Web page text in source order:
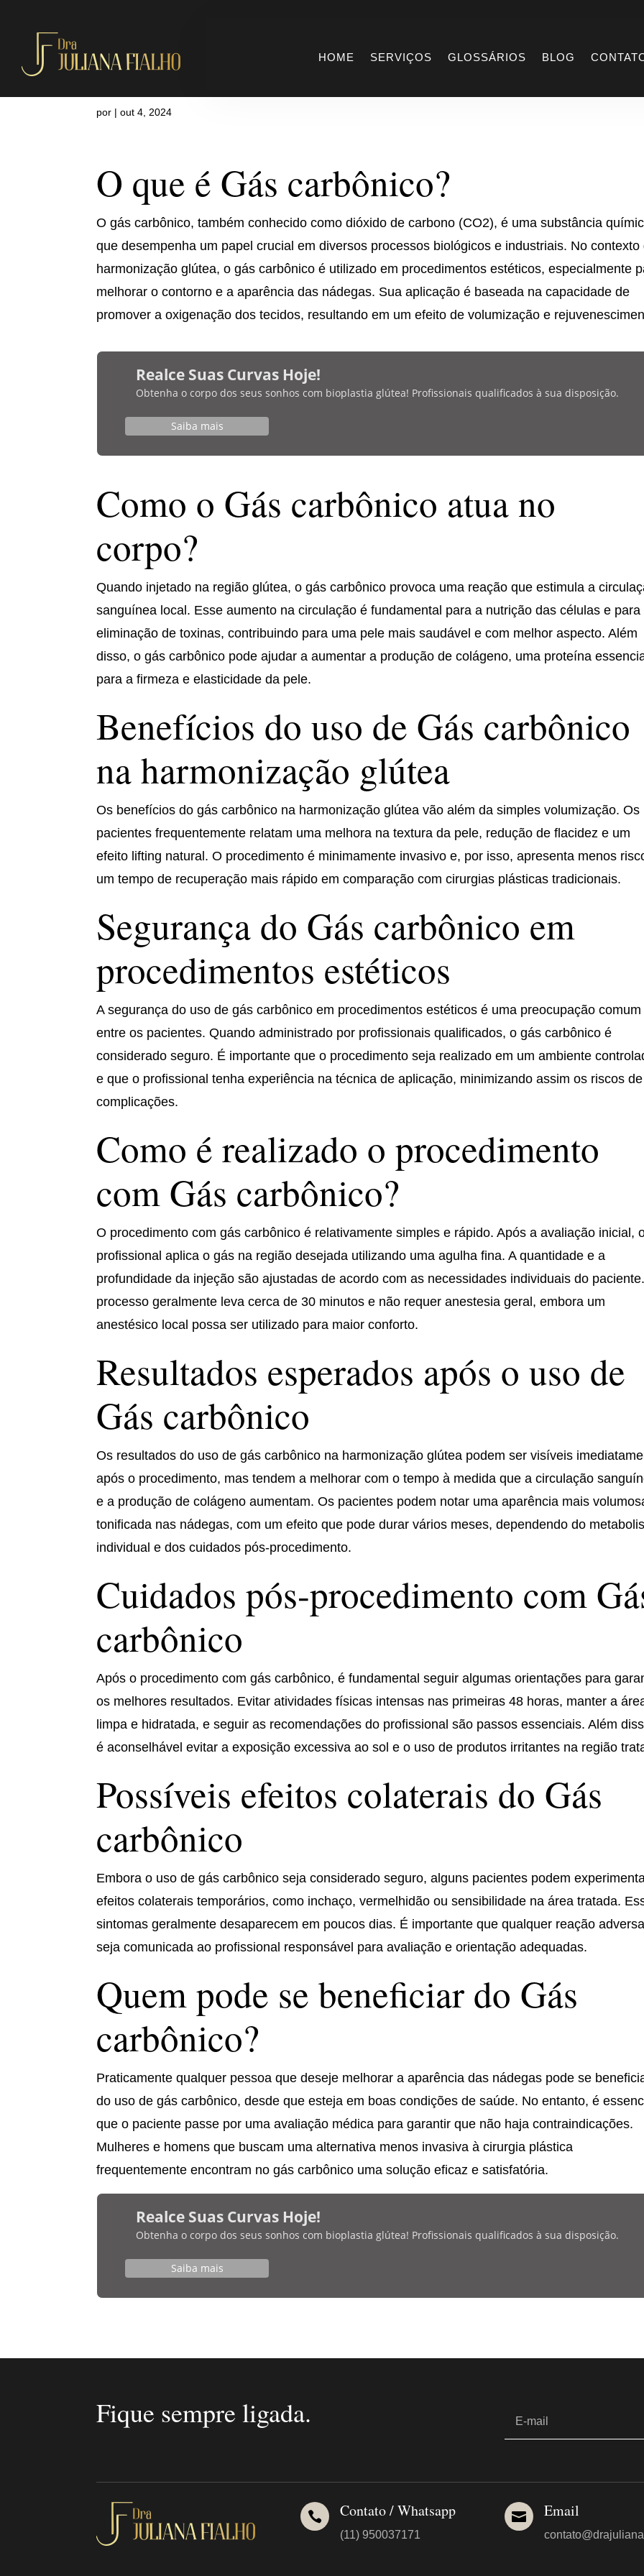
HOME SERVIÇOS GLOSSÁRIOS BLOG
O que é Gás carbônico
por |out 4, 2024
O que é Gás carbônico?
O gás carbônico, também conhecido como dióxido de carbono (CO2), é uma substância
que desempenha um papel crucial em diversos processos biológicos e industriais. No contexto
harmonização glútea, o gás carbônico é utilizado em procedimentos estéticos, especialmente
melhorar o contorno e a aparência das nádegas. Sua aplicação é baseada na capacidade de
promover a oxigenação dos tecidos, resultando em um efeito de volumização e
Realce Suas Curvas Hoje!
Obtenha o corpo dos seus sonhos com bioplastia glútea! Profissionais qualificados à sua disposição.
Saiba mais
Como o Gás carbônico atua no
corpo?
Quando injetado na região glútea, o gás carbônico provoca uma reação que estimula a
sanguínea local. Esse aumento na circulação é fundamental para a nutrição das células e para
eliminação de toxinas, contribuindo para uma pele mais saudável e com melhor aspecto. Além
disso, o gás carbônico pode ajudar a aumentar a produção de colágeno, uma proteína
para a firmeza e elasticidade da pele.
Benefícios do uso de Gás carbônico
na harmonização glútea
Os benefícios do gás carbônico na harmonização glútea vão além da simples volumização. Os
pacientes frequentemente relatam uma melhora na textura da pele, redução de flacidez e um
efeito lifting natural. O procedimento é minimamente invasivo e, por isso, apresenta menos
um tempo de recuperação mais rápido em comparação com cirurgias plásticas tradicionais.
Segurança do Gás carbônico em
procedimentos estéticos
A segurança do uso de gás carbônico em procedimentos estéticos é uma preocupação comum
entre os pacientes. Quando administrado por profissionais qualificados, o gás carbônico é
considerado seguro. É importante que o procedimento seja realizado em um ambiente
e que o profissional tenha experiência na técnica de aplicação, minimizando assim os riscos de
complicações.
Como é realizado o procedimento
com Gás carbônico?
O procedimento com gás carbônico é relativamente simples e rápido. Após a avaliação inicial,
profissional aplica o gás na região desejada utilizando uma agulha fina. A quantidade e a
profundidade da injeção são ajustadas de acordo com as necessidades individuais do
processo geralmente leva cerca de 30 minutos e não requer anestesia geral, embora um
anestésico local possa ser utilizado para maior conforto.
Resultados esperados após o uso de
Gás carbônico
Os resultados do uso de gás carbônico na harmonização glútea podem ser visíveis
após o procedimento, mas tendem a melhorar com o tempo à medida que a circulação
e a produção de colágeno aumentam. Os pacientes podem notar uma aparência mais
tonificada nas nádegas, com um efeito que pode durar vários meses, dependendo do
individual e dos cuidados pós-procedimento.
Cuidados pós-procedimento com
carbônico
Após o procedimento com gás carbônico, é fundamental seguir algumas orientações para
os melhores resultados. Evitar atividades físicas intensas nas primeiras 48 horas, manter a
limpa e hidratada, e seguir as recomendações do profissional são passos essenciais. Além
é aconselhável evitar a exposição excessiva ao sol e o uso de produtos irritantes na região
Possíveis efeitos colaterais do Gás
carbônico
Embora o uso de gás carbônico seja considerado seguro, alguns pacientes podem
efeitos colaterais temporários, como inchaço, vermelhidão ou sensibilidade na área tratada.
sintomas geralmente desaparecem em poucos dias. É importante que qualquer reação adversa
seja comunicada ao profissional responsável para avaliação e orientação adequadas.
Quem pode se beneficiar do Gás
carbônico?
Praticamente qualquer pessoa que deseje melhorar a aparência das nádegas pode se
do uso de gás carbônico, desde que esteja em boas condições de saúde. No entanto, é
que o paciente passe por uma avaliação médica para garantir que não haja contraindicações.
Mulheres e homens que buscam uma alternativa menos invasiva à cirurgia plástica
frequentemente encontram no gás carbônico uma solução eficaz e satisfatória.
Realce Suas Curvas Hoje!
Obtenha o corpo dos seus sonhos com bioplastia glútea! Profissionais qualificados à sua disposição.
Saiba mais
Fique sempre ligada.
 Contato / Whatsapp
(11) 950037171
 Email